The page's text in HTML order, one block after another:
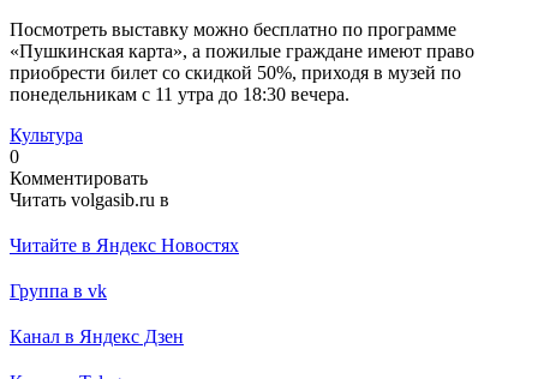
Посмотреть выставку можно бесплатно по программе
«Пушкинская карта», а пожилые граждане имеют право
приобрести билет со скидкой 50%, приходя в музей по
понедельникам с 11 утра до 18:30 вечера.
Культура
0
Комментировать
Читать volgasib.ru в
Читайте в Яндекс Новостях
Группа в vk
Канал в Яндекс Дзен